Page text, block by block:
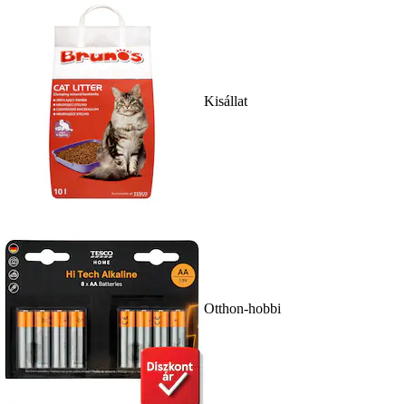
Kisállat
Otthon-hobbi